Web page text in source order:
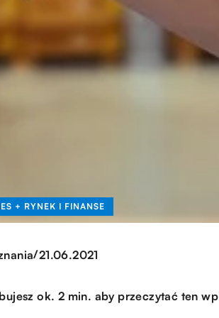
+ RYNEK I FINANSE
/21.06.2021
ok. 2 min. aby przeczytać ten